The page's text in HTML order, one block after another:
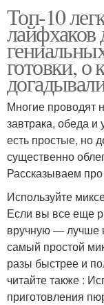
Топ-10
лайфхаков
готовки, о
Многие проводят
завтрака, обеда
есть простые, но
существенно
Рассказываем
Используйте
Если вы все еще
вручную — лучше
самый простой
разы быстрее и
читайте также :
приготовления